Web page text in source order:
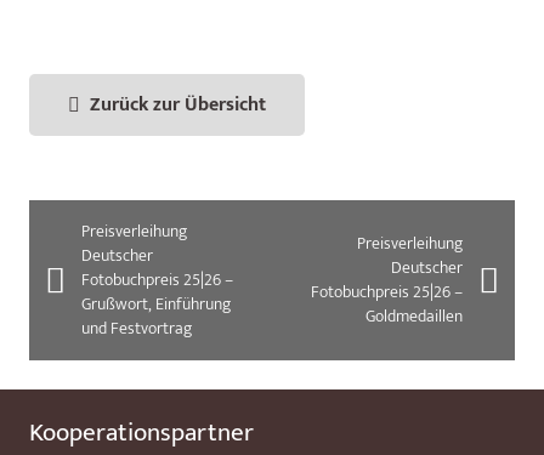
Zurück zur Übersicht
Preisverleihung
Deutscher
Fotobuchpreis 25|26 –
Grußwort, Einführung
und Festvortrag
Preisverleihung
Deutscher
Fotobuchpreis 25|26 –
Goldmedaillen
Kooperationspartner